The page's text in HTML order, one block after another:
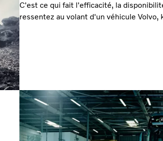
C'est ce qui fait l'efficacité, la
ressentez au volant d'un véhicule